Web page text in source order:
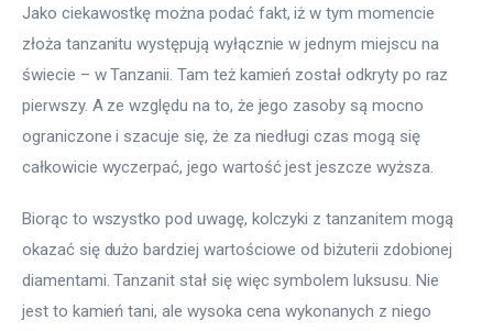
Jako ciekawostkę można podać fakt, iż w tym momencie
złoża tanzanitu występują wyłącznie w jednym miejscu na
świecie – w Tanzanii. Tam też kamień został odkryty po raz
pierwszy. A ze względu na to, że jego zasoby są mocno
ograniczone i szacuje się, że za niedługi czas mogą się
całkowicie wyczerpać, jego wartość jest jeszcze wyższa.
Biorąc to wszystko pod uwagę, kolczyki z tanzanitem mogą
okazać się dużo bardziej wartościowe od biżuterii zdobionej
diamentami. Tanzanit stał się więc symbolem luksusu. Nie
jest to kamień tani, ale wysoka cena wykonanych z niego